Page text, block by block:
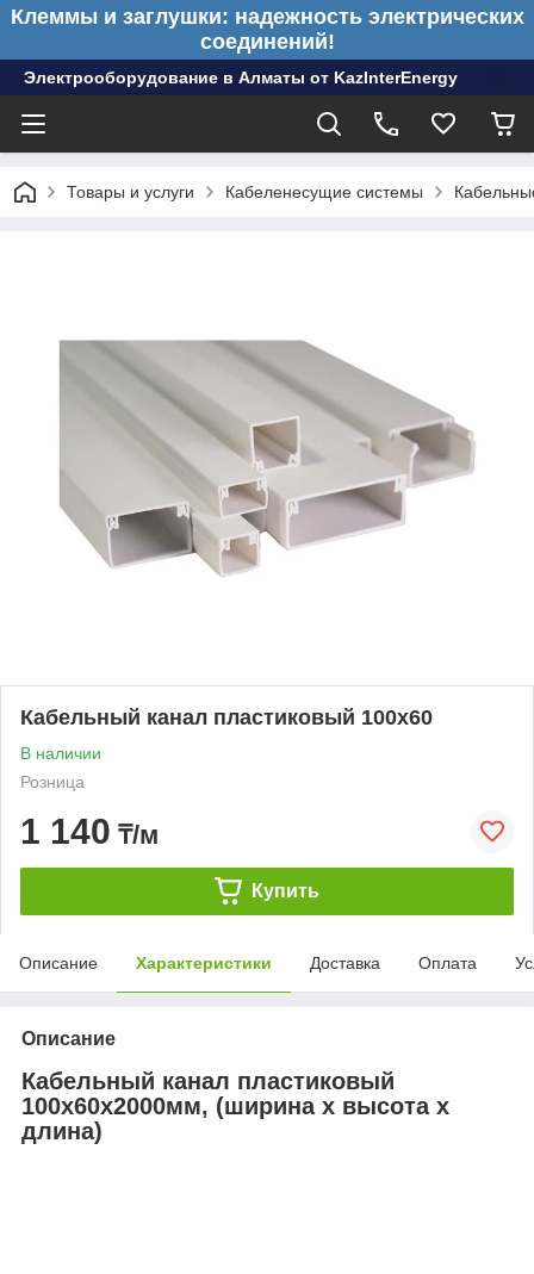
Клеммы и заглушки: надежность электрических
соединений!
Электрооборудование в Алматы от KazInterEnergy
Товары и услуги Кабеленесущие системы
Кабельный канал пластиковый 100х60
В наличии
Розница
1 140 ₸/м
Купить
Описание Характеристики Доставка Оплата
Описание
Кабельный канал пластиковый
100х60х2000мм, (ширина х высота х
длина)